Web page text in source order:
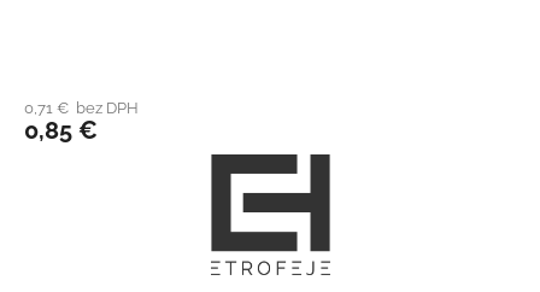
0,71 € bez DPH
0,85 €